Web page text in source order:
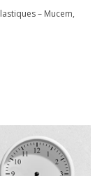
– Mucem,